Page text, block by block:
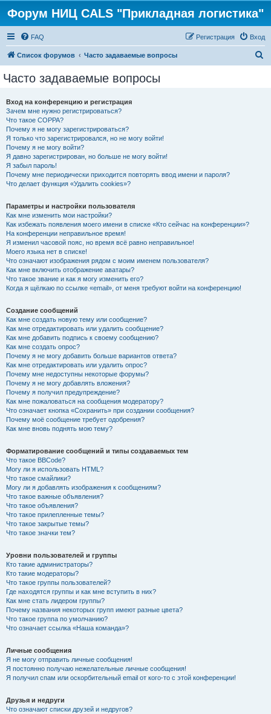
Форум НИЦ CALS "Прикладная логистика"
FAQ Вход
Регистрация
Список форумов Часто задаваемые вопросы
Часто задаваемые вопросы
Вход на конференцию и регистрация
Зачем мне нужно регистрироваться?
Что такое COPPA?
Почему я не могу зарегистрироваться?
Я только что зарегистрировался, но не могу войти!
Почему я не могу войти?
Я давно зарегистрирован, но больше не могу войти!
Я забыл пароль!
Почему мне периодически приходится повторять ввод имени и пароля?
Что делает функция «Удалить cookies»?
Параметры и настройки пользователя
Как мне изменить мои настройки?
Как избежать появления моего имени в списке «Кто сейчас на конференции»?
На конференции неправильное время!
Я изменил часовой пояс, но время всё равно неправильное!
Моего языка нет в списке!
Что означают изображения рядом с моим именем пользователя?
Как мне включить отображение аватары?
Что такое звание и как я могу изменить его?
Когда я щёлкаю по ссылке «email», от меня требуют войти на конференцию!
Создание сообщений
Как мне создать новую тему или сообщение?
Как мне отредактировать или удалить сообщение?
Как мне добавить подпись к своему сообщению?
Как мне создать опрос?
Почему я не могу добавить больше вариантов ответа?
Как мне отредактировать или удалить опрос?
Почему мне недоступны некоторые форумы?
Почему я не могу добавлять вложения?
Почему я получил предупреждение?
Как мне пожаловаться на сообщения модератору?
Что означает кнопка «Сохранить» при создании сообщения?
Почему моё сообщение требует одобрения?
Как мне вновь поднять мою тему?
Форматирование сообщений и типы создаваемых тем
Что такое BBCode?
Могу ли я использовать HTML?
Что такое смайлики?
Могу ли я добавлять изображения к сообщениям?
Что такое важные объявления?
Что такое объявления?
Что такое прилепленные темы?
Что такое закрытые темы?
Что такое значки тем?
Уровни пользователей и группы
Кто такие администраторы?
Кто такие модераторы?
Что такое группы пользователей?
Где находятся группы и как мне вступить в них?
Как мне стать лидером группы?
Почему названия некоторых групп имеют разные цвета?
Что такое группа по умолчанию?
Что означает ссылка «Наша команда»?
Личные сообщения
Я не могу отправить личные сообщения!
Я постоянно получаю нежелательные личные сообщения!
Я получил спам или оскорбительный email от кого-то с этой конференции!
Друзья и недруги
Что означают списки друзей и недругов?